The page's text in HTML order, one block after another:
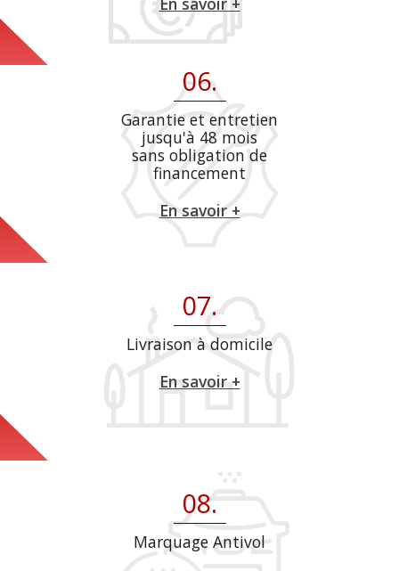
06.
Garantie et entretien
jusqu'à 48 mois
sans obligation de
financement
En savoir +
07.
Livraison à domicile
En savoir +
08.
Marquage Antivol